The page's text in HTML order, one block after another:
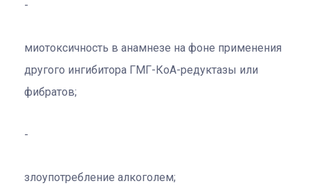
миотоксичность в анамнезе на фоне применения
другого ингибитора ГМГ-КоА-редуктазы или
фибратов;
злоупотребление алкоголем;